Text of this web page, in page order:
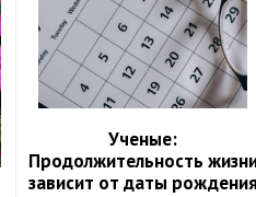
Ученые:
Продолжительность
зависит от даты рождения